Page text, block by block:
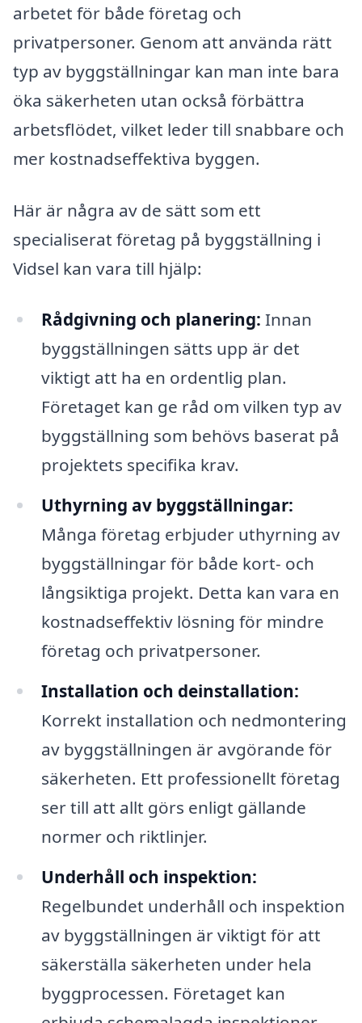
arbetet för både företag och
privatpersoner. Genom att använda rätt
typ av byggställningar kan man inte bara
öka säkerheten utan också förbättra
arbetsflödet, vilket leder till snabbare och
mer kostnadseffektiva byggen.
Här är några av de sätt som ett
specialiserat företag på byggställning i
Vidsel kan vara till hjälp:
Rådgivning och planering: Innan
byggställningen sätts upp är det
viktigt att ha en ordentlig plan.
Företaget kan ge råd om vilken typ av
byggställning som behövs baserat på
projektets specifika krav.
Uthyrning av byggställningar:
Många företag erbjuder uthyrning av
byggställningar för både kort- och
långsiktiga projekt. Detta kan vara en
kostnadseffektiv lösning för mindre
företag och privatpersoner.
Installation och deinstallation:
Korrekt installation och nedmontering
av byggställningen är avgörande för
säkerheten. Ett professionellt företag
ser till att allt görs enligt gällande
normer och riktlinjer.
Underhåll och inspektion:
Regelbundet underhåll och inspektion
av byggställningen är viktigt för att
säkerställa säkerheten under hela
byggprocessen. Företaget kan